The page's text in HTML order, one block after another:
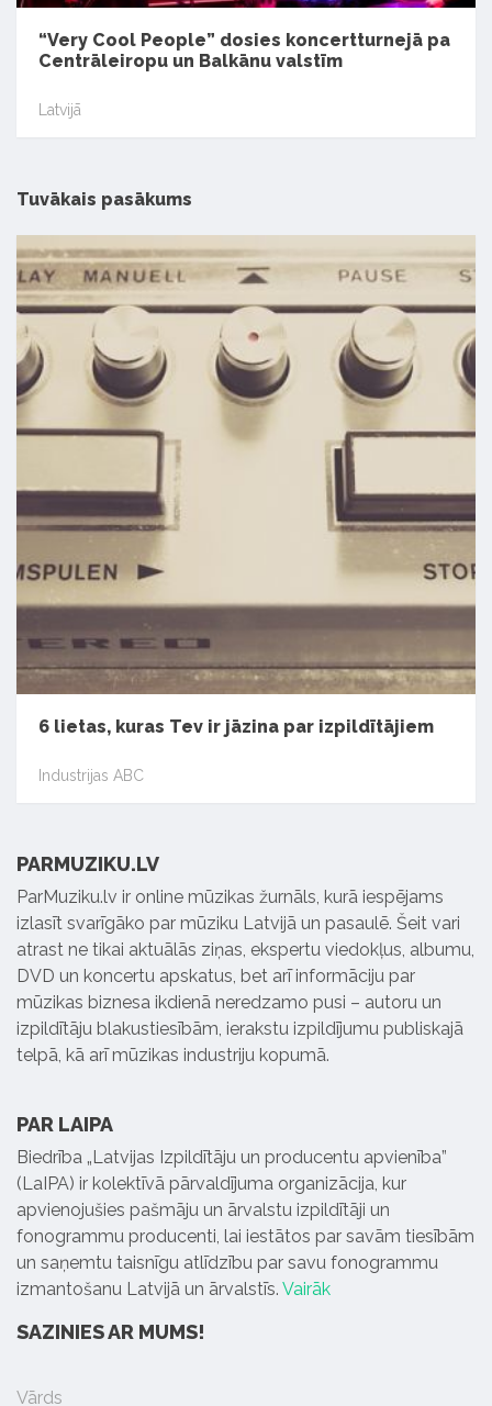
“Very Cool People” dosies koncertturnejā pa
Centrāleiropu un Balkānu valstīm
Latvijā
Tuvākais pasākums
6 lietas, kuras Tev ir jāzina par izpildītājiem
Industrijas ABC
PARMUZIKU.LV
ParMuziku.lv ir online mūzikas žurnāls, kurā iespējams
izlasīt svarīgāko par mūziku Latvijā un pasaulē. Šeit vari
atrast ne tikai aktuālās ziņas, ekspertu viedokļus, albumu,
DVD un koncertu apskatus, bet arī informāciju par
mūzikas biznesa ikdienā neredzamo pusi – autoru un
izpildītāju blakustiesībām, ierakstu izpildījumu publiskajā
telpā, kā arī mūzikas industriju kopumā.
PAR LAIPA
Biedrība „Latvijas Izpildītāju un producentu apvienība”
(LaIPA) ir kolektīvā pārvaldījuma organizācija, kur
apvienojušies pašmāju un ārvalstu izpildītāji un
fonogrammu producenti, lai iestātos par savām tiesībām
un saņemtu taisnīgu atlīdzību par savu fonogrammu
izmantošanu Latvijā un ārvalstīs. Vairāk
SAZINIES AR MUMS!
Vārds